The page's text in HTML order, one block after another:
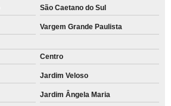
São Caetano do Sul
Vargem Grande Paulista
Centro
Jardim Veloso
Jardim Ângela Maria